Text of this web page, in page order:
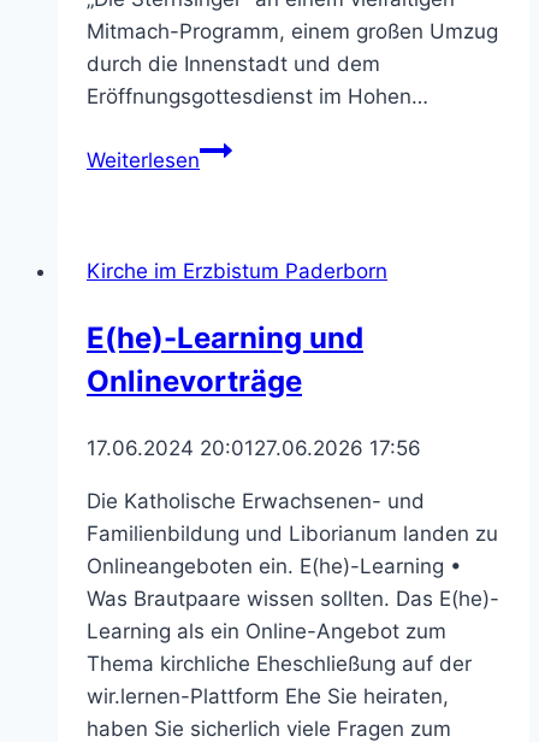
Mitmach-Programm, einem großen Umzug
durch die Innenstadt und dem
Eröffnungsgottesdienst im Hohen…
WeiterlesenHelfende
Eröffnung
Aktion
Dreikönigssingen
gesucht
Kirche im Erzbistum Paderborn
E(he)-Learning und
Onlinevorträge
17.06.2024 20:0127.06.2026 17:56
Die Katholische Erwachsenen- und
Familienbildung und Liborianum landen zu
Onlineangeboten ein. E(he)-Learning •
Was Brautpaare wissen sollten. Das E(he)-
Learning als ein Online-Angebot zum
Thema kirchliche Eheschließung auf der
wir.lernen-Plattform Ehe Sie heiraten,
haben Sie sicherlich viele Fragen zum